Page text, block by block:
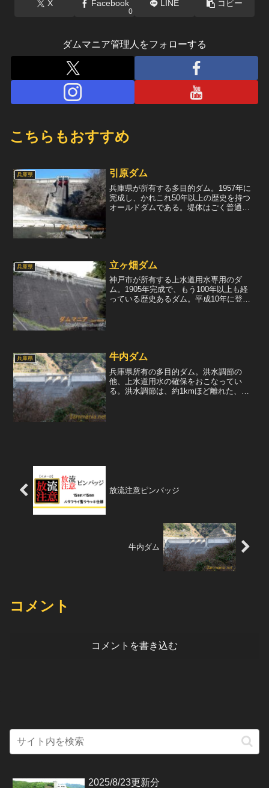
X Facebook
0
LINE コピー
ダムマニア管理人をフォローする
こちらもおすすめ
兵庫県 引原ダム
兵庫県が所有する多目的ダム。1957年に
完成し、かれこれ50年以上の歴史を持つ
オールドダムである。堤体はごく普通の
兵庫県 立ヶ畑ダム
神戸市が所有する上水道用水専用のダ
ム。1905年完成で、もう100年以上も経
っている歴史あるダム。平成10年に登録
兵庫県 牛内ダム
兵庫県所有の多目的ダム。洪水調節の
他、上水道用水の確保をおこなってい
る。洪水調節は、約1kmほど離れた、隣
放流注意ピンバッジ
牛内ダム
コメント
コメントを書き込む
2025/8/23更新分